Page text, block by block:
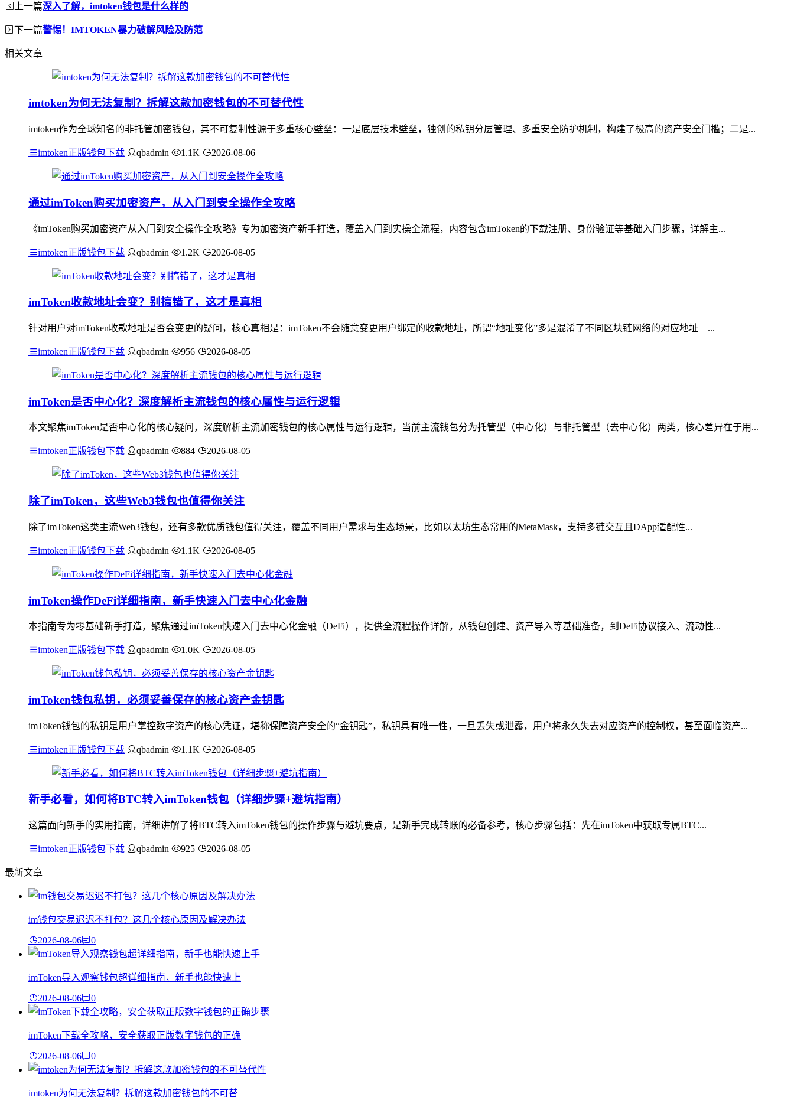
上一篇深入了解，imtoken钱包是什么样的
下一篇警惕！IMTOKEN暴力破解风险及防范
相关文章
imtoken为何无法复制？拆解这款加密钱包的不可替代性
imtoken作为全球知名的非托管加密钱包，其不可复制性源于多重核心壁垒：一是底层技术壁垒，独创的私钥分层管理、多重安全防护机制，构建了极高的资产安全门槛；二是...
imtoken正版钱包下载 qbadmin 1.1K 2026-08-06
通过imToken购买加密资产，从入门到安全操作全攻略
《imToken购买加密资产从入门到安全操作全攻略》专为加密资产新手打造，覆盖入门到实操全流程，内容包含imToken的下载注册、身份验证等基础入门步骤，详解主...
imtoken正版钱包下载 qbadmin 1.2K 2026-08-05
imToken收款地址会变？别搞错了，这才是真相
针对用户对imToken收款地址是否会变更的疑问，核心真相是：imToken不会随意变更用户绑定的收款地址，所谓“地址变化”多是混淆了不同区块链网络的对应地址—...
imtoken正版钱包下载 qbadmin 956 2026-08-05
imToken是否中心化？深度解析主流钱包的核心属性与运行逻辑
本文聚焦imToken是否中心化的核心疑问，深度解析主流加密钱包的核心属性与运行逻辑，当前主流钱包分为托管型（中心化）与非托管型（去中心化）两类，核心差异在于用...
imtoken正版钱包下载 qbadmin 884 2026-08-05
除了imToken，这些Web3钱包也值得你关注
除了imToken这类主流Web3钱包，还有多款优质钱包值得关注，覆盖不同用户需求与生态场景，比如以太坊生态常用的MetaMask，支持多链交互且DApp适配性...
imtoken正版钱包下载 qbadmin 1.1K 2026-08-05
imToken操作DeFi详细指南，新手快速入门去中心化金融
本指南专为零基础新手打造，聚焦通过imToken快速入门去中心化金融（DeFi），提供全流程操作详解，从钱包创建、资产导入等基础准备，到DeFi协议接入、流动性...
imtoken正版钱包下载 qbadmin 1.0K 2026-08-05
imToken钱包私钥，必须妥善保存的核心资产金钥匙
imToken钱包的私钥是用户掌控数字资产的核心凭证，堪称保障资产安全的“金钥匙”，私钥具有唯一性，一旦丢失或泄露，用户将永久失去对应资产的控制权，甚至面临资产...
imtoken正版钱包下载 qbadmin 1.1K 2026-08-05
新手必看，如何将BTC转入imToken钱包（详细步骤+避坑指南）
这篇面向新手的实用指南，详细讲解了将BTC转入imToken钱包的操作步骤与避坑要点，是新手完成转账的必备参考，核心步骤包括：先在imToken中获取专属BTC...
imtoken正版钱包下载 qbadmin 925 2026-08-05
最新文章
im钱包交易迟迟不打包？这几个核心原因及解决办法
2026-08-06 0
imToken导入观察钱包超详细指南，新手也能快速上
2026-08-06 0
imToken下载全攻略，安全获取正版数字钱包的正确
2026-08-06 0
imtoken为何无法复制？拆解这款加密钱包的不可替